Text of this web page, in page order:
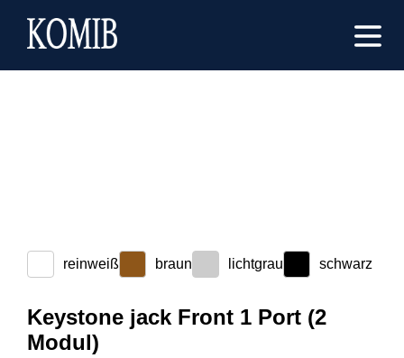
reinweiß braun lichtgrau schwarz
Keystone jack Front 1 Port (2
Modul)